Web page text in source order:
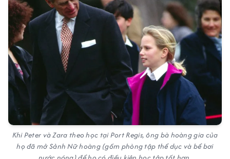
Khi Peter và Zara theo học tại Port Regis, ông bà hoàng gia của
họ đã mở Sảnh Nữ hoàng (gồm phòng tập thể dục và bể bơi